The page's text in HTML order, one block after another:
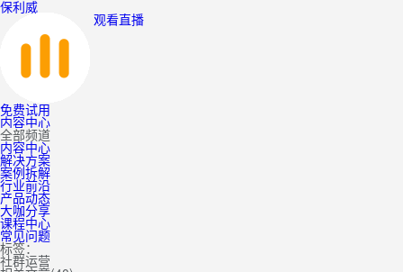
保利威
观看直播
免费试用
内容中心
全部频道
内容中心
解决方案
案例拆解
行业前沿
产品动态
大咖分享
课程中心
常见问题
标签：
社群运营